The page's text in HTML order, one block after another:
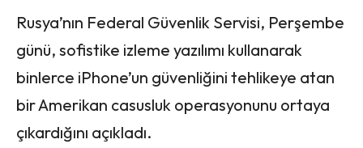
Rusya’nın Federal Güvenlik Servisi, Perşembe
günü, sofistike izleme yazılımı kullanarak
binlerce iPhone’un güvenliğini tehlikeye atan
bir Amerikan casusluk operasyonunu ortaya
çıkardığını açıkladı.